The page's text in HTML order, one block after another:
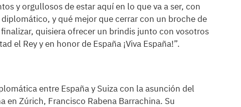
y orgullosos de estar aquí en lo que va a ser, con
y qué mejor que cerrar con un broche de
quisiera ofrecer un brindis junto con vosotros
el Rey y en honor de España ¡Viva España!”.
entre España y Suiza con la asunción del
en Zúrich, Francisco Rabena Barrachina. Su